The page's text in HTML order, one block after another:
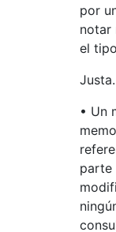
por
notar
el
Justa.
• Un
parte